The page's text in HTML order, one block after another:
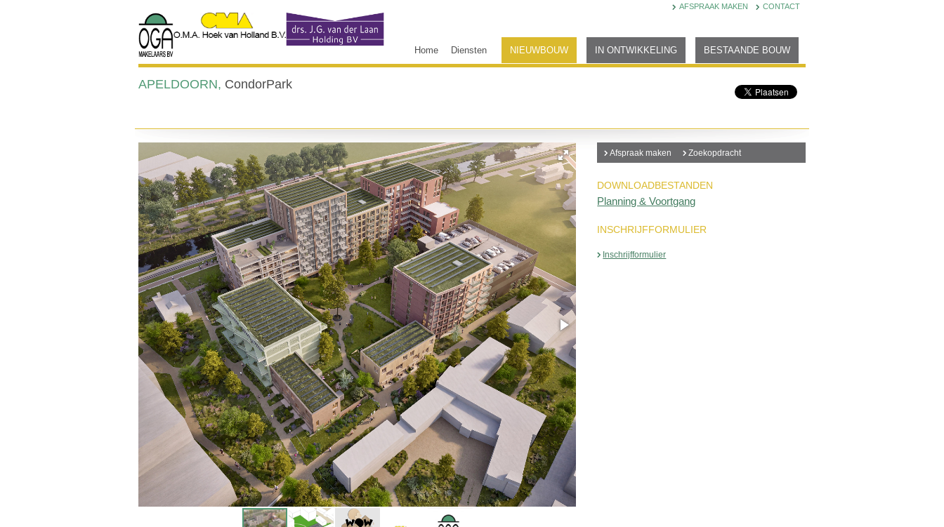
AFSPRAAK MAKEN CONTACT
Home Diensten NIEUWBOUW IN ONTWIKKELING BESTAANDE BOUW
APELDOORN, CondorPark
Afspraak maken Zoekopdracht
DOWNLOADBESTANDEN
Planning & Voortgang
INSCHRIJFFORMULIER
Inschrijfformulier